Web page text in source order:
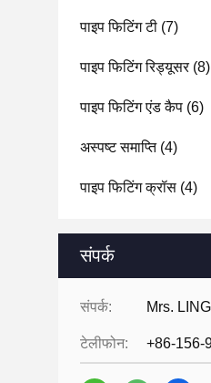
पाइप फिटिंग टी (7)
पाइप फिटिंग रिड्यूसर(8)
पाइप फिटिंग एंड कैप (6)
अस्पष्ट समाप्ति(4)
पाइप फिटिंग क्रॉस (4)
संपर्क
संपर्क:
टेलीफोन: